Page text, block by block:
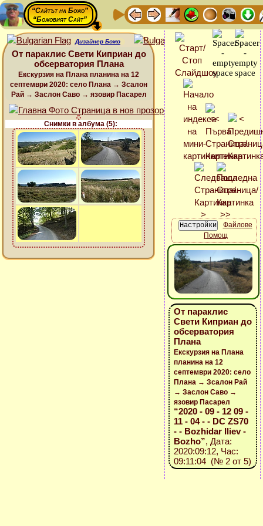
“Сайтът на Божо”
“Божовият Сайт”
Дизайнер Божо
От параклис Свети Киприан до
обсерватория Плана
Екскурзия на Плана планина на 12
септември 2020: село Плана → Зсалон
Рай → Заслон Саво → язовир Пасарел
Снимки в албума (5):
Файлове
Помощ
От параклис
Свети Киприан до
обсерватория
Плана
Екскурзия на Плана
планина на 12
септември 2020: село
Плана → Зсалон Рай
→ Заслон Саво →
язовир Пасарел
“2020 - 09 - 12 09 -
11 - 04 - - DC ZS70
- - Bozhidar Iliev -
Bozho”, Дата:
2020:09:12, Час:
09:11:04 (№ 2 от 5)